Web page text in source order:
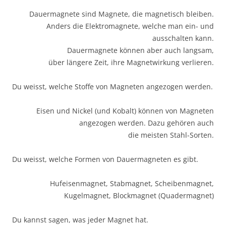
Dauermagnete sind Magnete, die magnetisch bleiben.
Anders die Elektromagnete, welche man ein- und
ausschalten kann.
Dauermagnete können aber auch langsam,
über längere Zeit, ihre Magnetwirkung verlieren.
Du weisst, welche Stoffe von Magneten angezogen werden.
Eisen und Nickel (und Kobalt) können von Magneten
angezogen werden. Dazu gehören auch
die meisten Stahl-Sorten.
Du weisst, welche Formen von Dauermagneten es gibt.
Hufeisenmagnet, Stabmagnet, Scheibenmagnet,
Kugelmagnet, Blockmagnet (Quadermagnet)
Du kannst sagen, was jeder Magnet hat.